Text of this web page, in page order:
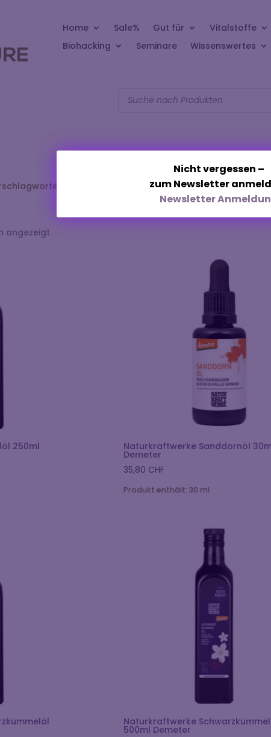
Home Sale% Gut für Vitalstoffe
Biohacking
Seminare Wissenswertes
search
mit „ungefiltert“
angezeigt
250ml Naturkraftwerke Sanddornöl
Demeter
35,80 CHF
Produkt enthält: 30 ml
Naturkraftwerke
500ml Demeter
Nicht vergessen –
zum Newsletter
Newsletter